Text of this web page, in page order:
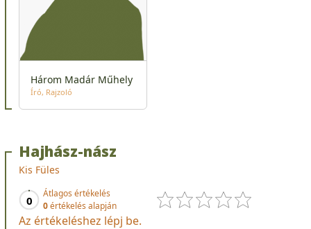
Három Madár Műhely
Író Rajzoló
Hajhász-nász
Kis Füles
0
Átlagos értékelés
0értékelés alapján
Az értékeléshez lépj be.